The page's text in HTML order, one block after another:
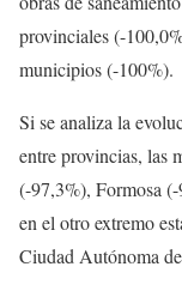
provinciales (-
municipios (-100%).
Si se analiza la
entre provincias, las
(-97,3%), Formosa
en el otro extremo
Ciudad Autónoma